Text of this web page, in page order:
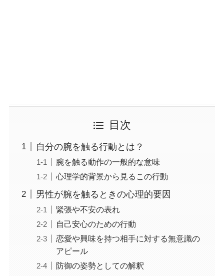
目次
自分の腕を触る行動とは？
腕を触る動作の一般的な意味
心理学的背景から見るこの行動
男性が腕を触るときの心理的要因
緊張や不安の表れ
自己安心のための行動
恋愛や興味を持つ相手に対する無意識の
アピール
防御の姿勢としての解釈